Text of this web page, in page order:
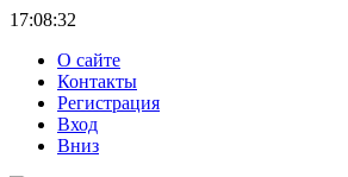
17:08:32
О сайте
Контакты
Регистрация
Вход
Вниз